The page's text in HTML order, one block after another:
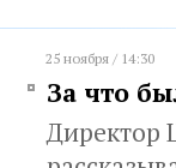
25 ноября / 14:30
За что
Директор